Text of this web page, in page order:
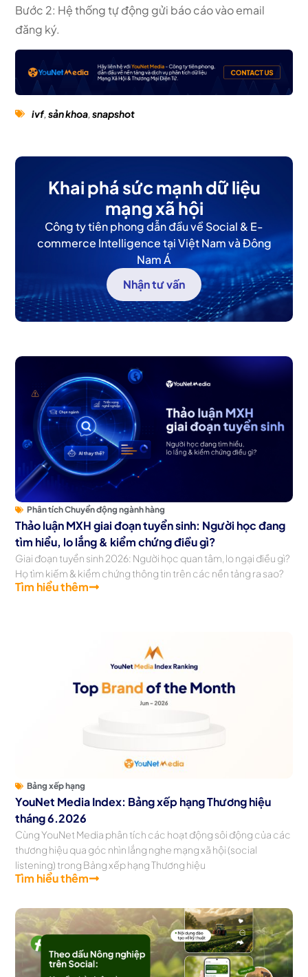
Bước 2: Hệ thống tự động gửi báo cáo vào email
đăng ký.
ivf,sản khoa,snapshot
Khai phá sức mạnh dữ liệu
mạng xã hội
Công ty tiên phong dẫn đầu về Social & E-
commerce Intelligence tại Việt Nam và Đông
Nam Á
Nhận tư vấn
Phân tích Chuyển động ngành hàng
Thảo luận MXH giai đoạn tuyển sinh: Người học đang
tìm hiểu, lo lắng & kiểm chứng điều gì?
Giai đoạn tuyển sinh 2026: Người học quan tâm, lo ngại điều gì?
Họ tìm kiếm & kiểm chứng thông tin trên các nền tảng ra sao?
Tìm hiểu thêm
Bảng xếp hạng
YouNet Media Index: Bảng xếp hạng Thương hiệu
tháng 6.2026
Cùng YouNet Media phân tích các hoạt động sôi động của các
thương hiệu qua góc nhìn lắng nghe mạng xã hội (social
listening) trong Bảng xếp hạng Thương hiệu
Tìm hiểu thêm